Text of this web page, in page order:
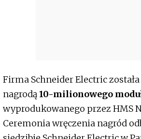
Firma Schneider Electric
nagrodą10-milionowego
wyprodukowanego przez HMS
Ceremonia wręczenia nagród